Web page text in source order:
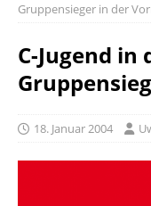
Gruppensieger in der
C-Jugend
18. Januar 2004